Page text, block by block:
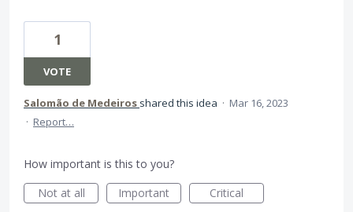
1
VOTE
Salomão de Medeiros shared this idea · Mar 16, 2023
· Report…
How important is this to you?
Not at all
Important Critical